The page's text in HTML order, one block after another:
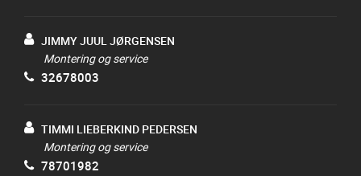
JIMMY JUUL JØRGENSEN
Montering og service
32678003
TIMMI LIEBERKIND PEDERSEN
Montering og service
78701982